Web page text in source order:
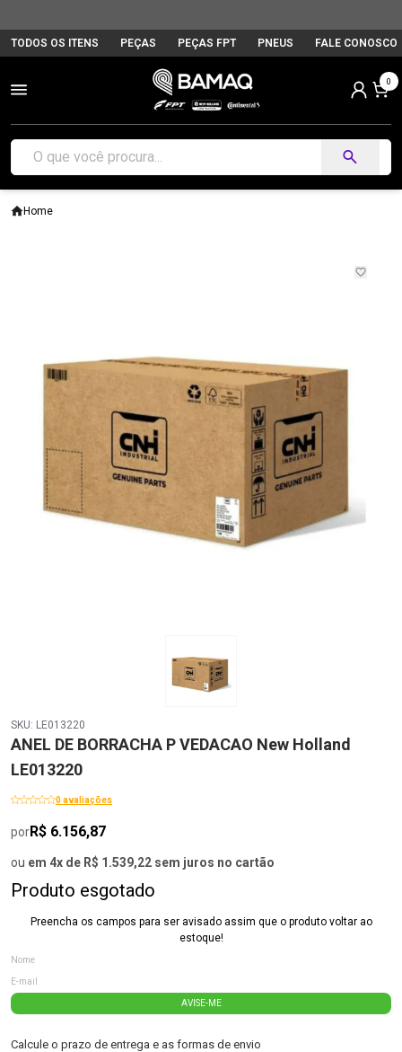
TODOS OS ITENS PEÇAS PEÇAS FPT PNEUS FALE CONOSCO
0
Home
SKU: LE013220
ANEL DE BORRACHA P VEDACAO New Holland
LE013220
0 avaliações
porR$ 6.156,87
ou em 4x de R$ 1.539,22 sem juros no cartão
Produto esgotado
Preencha os campos para ser avisado assim que o produto voltar ao
estoque!
AVISE-ME
Calcule o prazo de entrega e as formas de envio